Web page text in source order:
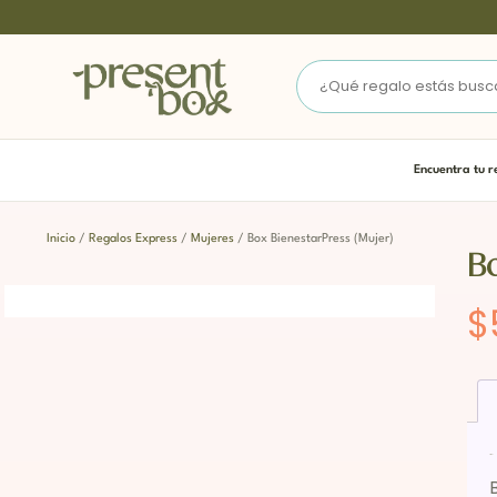
Encuentra tu
Inicio/ Regalos Express/ Mujeres/ Box BienestarPress (Mujer)
$